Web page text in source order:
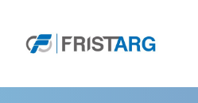
content